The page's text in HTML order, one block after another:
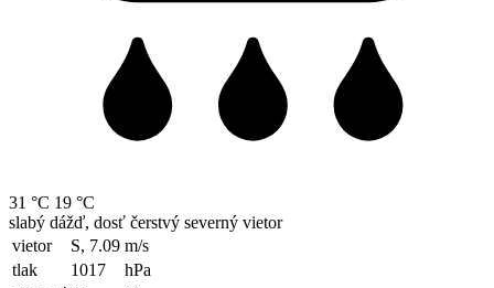
31 °C 19 °C
slabý dážď, dosť čerstvý severný vietor
vietor
S, 7.09 m/s
tlak
1017
hPa